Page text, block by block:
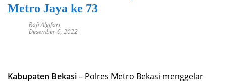
Metro Jaya ke 73
Rafi Algifari
Desember 6, 2022
Kabupaten Bekasi– Polres Metro Bekasi menggelar